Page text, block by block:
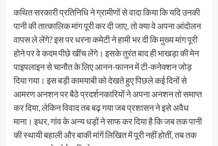
कथित सरकारी प्रतिनिधि ने ग्रामीणों से वादा किया कि यदि उनकी
पानीकी तात्कालिक मांग पूरी कर दी जाए, तो क्या वे अपना आंदोलन
वापस ले लेंगे? इस पर धरना कमेटी ने हामी भर दी कि मुख्य मांग पूरी
होने पर वे कदम पीछे खींच लेंगे। इसके तुरंत बाद ही भाखड़ा की मेन
पाइपलाइन से चानौत के लिए आनन-फानन में टी-कनेक्शन जोड़
दिया गया। इस बड़ी कामयाबी को देखते हुए पिछले कई दिनों से
आमरण अनशन पर बैठे प्रदर्शनकारियों ने अपना अनशन तो समाप्त
कर दिया, लेकिन विवाद तब बढ़ गया जब प्रशासन ने इसे अवैध
माना। इधर, गांव के अन्य धड़ों ने साफ कर दिया है कि जब तक पानी
की स्थायी बहाली और बाकी मांगें लिखित में पूरी नहीं होतीं, तब तक